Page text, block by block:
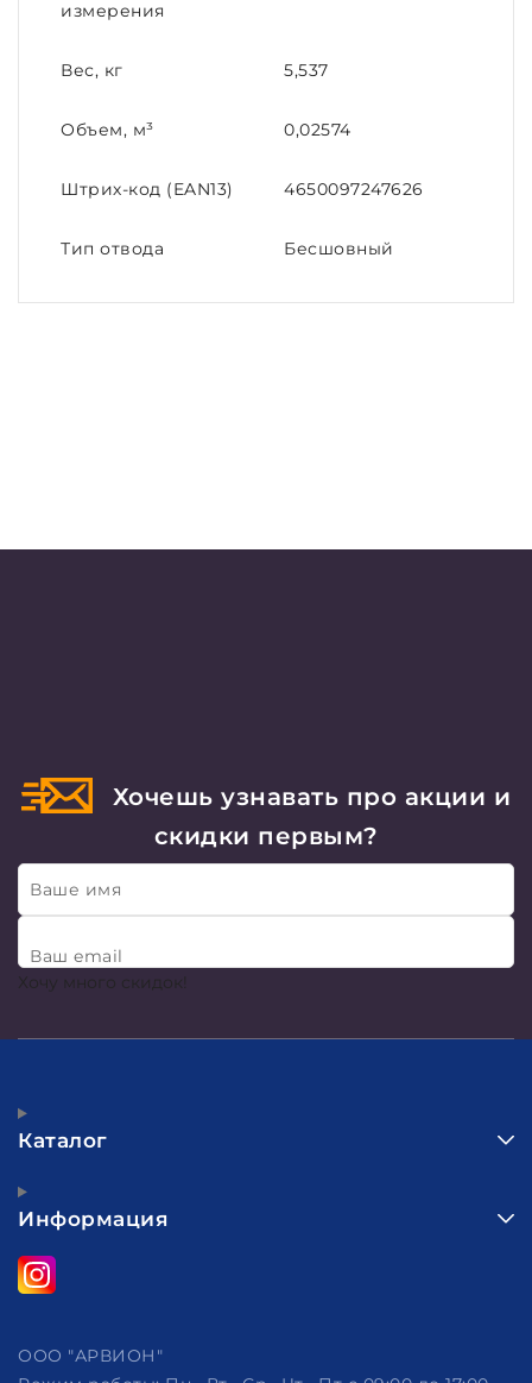
измерения
Вес, кг 5,537
Объем, м³ 0,02574
Штрих-код (EAN13) 4650097247626
Тип отвода Бесшовный
Хочешь узнавать про акции и
скидки первым?
Ваше имя
Ваш email
Хочу много скидок!
Каталог
Информация
ООО "АРВИОН"